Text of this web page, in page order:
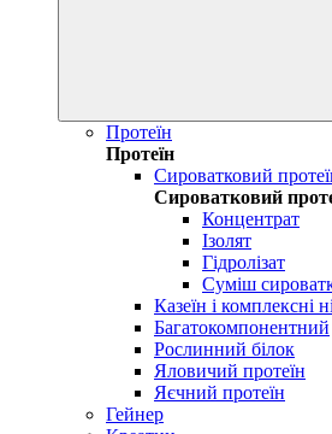
Протеїн
Протеїн
Сироватковий
Сироватковий
Концентрат
Ізолят
Гідролізат
Суміш
Казеїн і комплексні
Багатокомпонентний
Рослинний білок
Яловичий протеїн
Яєчний протеїн
Гейнер